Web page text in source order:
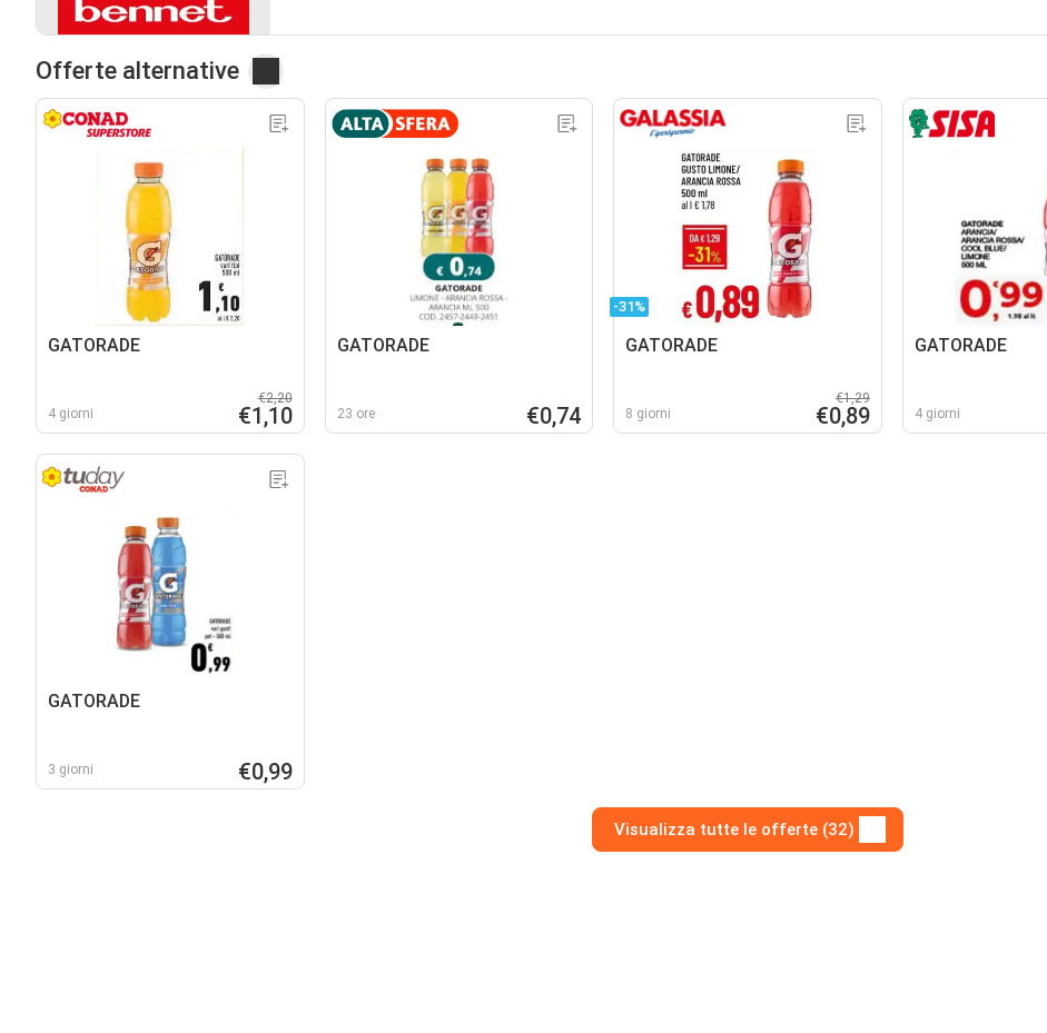
Offerte alternative
GATORADE
4 giorni
€2,20
€1,10
GATORADE
23 ore €0,74
-31%
GATORADE
8 giorni
€1,29
€0,89
GATORADE
4 giorni
GATORADE
3 giorni €0,99
Visualizza tutte le offerte (32)